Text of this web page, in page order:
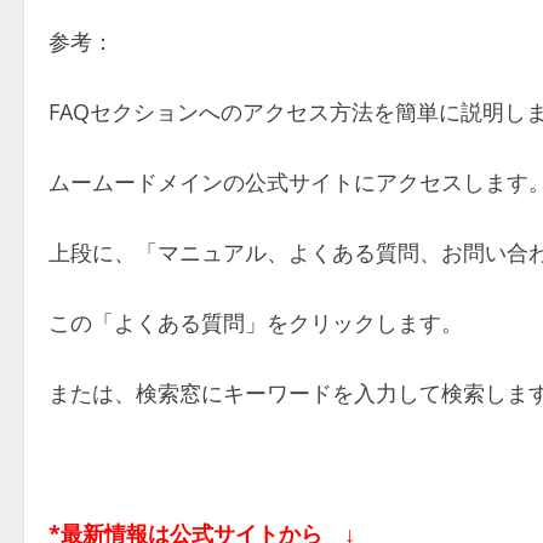
参考：
FAQセクションへのアクセス方法を簡単に説明し
ムームードメインの公式サイトにアクセスします
上段に、「マニュアル、よくある質問、お問い
この「よくある質問」をクリックします。
または、検索窓にキーワードを入力して検索しま
*最新情報は公式サイトから ↓